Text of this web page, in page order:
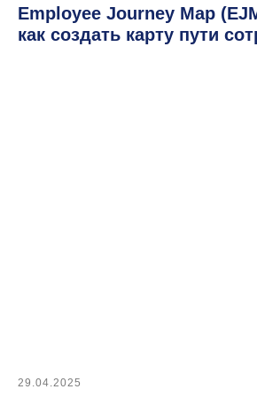
Employee Journey Map
как создать карту пути
29.04.2025
Оставить заявку на демо